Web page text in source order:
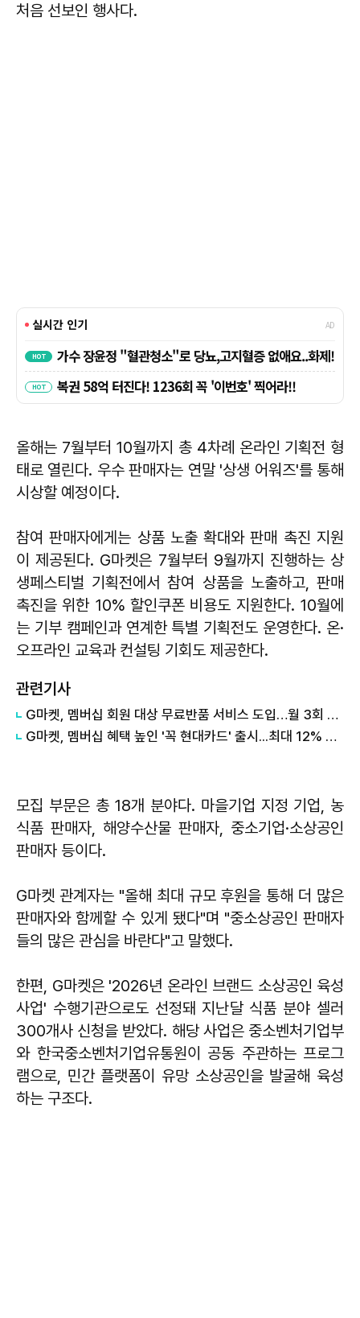
처음 선보인 행사다.
올해는 7월부터 10월까지 총 4차례 온라인 기획전 형
태로 열린다. 우수 판매자는 연말 '상생 어워즈'를 통해
시상할 예정이다.
참여 판매자에게는 상품 노출 확대와 판매 촉진 지원
이 제공된다. G마켓은 7월부터 9월까지 진행하는 상
생페스티벌 기획전에서 참여 상품을 노출하고, 판매
촉진을 위한 10% 할인쿠폰 비용도 지원한다. 10월에
는 기부 캠페인과 연계한 특별 기획전도 운영한다. 온·
오프라인 교육과 컨설팅 기회도 제공한다.
관련기사
G마켓, 멤버십 회원 대상 무료반품 서비스 도입…월 3회 제공
G마켓, 멤버십 혜택 높인 '꼭 현대카드' 출시...최대 12% 적립
모집 부문은 총 18개 분야다. 마을기업 지정 기업, 농
식품 판매자, 해양수산물 판매자, 중소기업·소상공인
판매자 등이다.
G마켓 관계자는 "올해 최대 규모 후원을 통해 더 많은
판매자와 함께할 수 있게 됐다"며 "중소상공인 판매자
들의 많은 관심을 바란다"고 말했다.
한편, G마켓은 '2026년 온라인 브랜드 소상공인 육성
사업' 수행기관으로도 선정돼 지난달 식품 분야 셀러
300개사 신청을 받았다. 해당 사업은 중소벤처기업부
와 한국중소벤처기업유통원이 공동 주관하는 프로그
램으로, 민간 플랫폼이 유망 소상공인을 발굴해 육성
하는 구조다.